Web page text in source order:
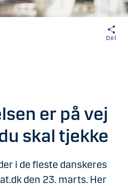
Del
er på vej
skal tjekke
i de fleste danskeres
den 23. marts. Her